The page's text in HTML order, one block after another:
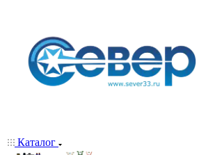
Каталог